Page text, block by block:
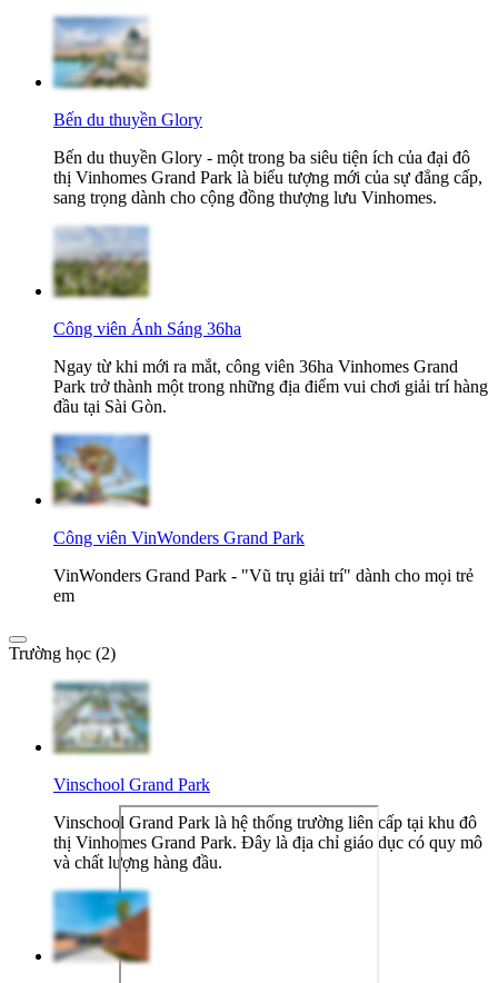
Bến du thuyền Glory
Bến du thuyền Glory - một trong ba siêu tiện ích của đại đô
thị Vinhomes Grand Park là biểu tượng mới của sự đẳng cấp,
sang trọng dành cho cộng đồng thượng lưu Vinhomes.
Công viên Ánh Sáng 36ha
Ngay từ khi mới ra mắt, công viên 36ha Vinhomes Grand
Park trở thành một trong những địa điểm vui chơi giải trí hàng
đầu tại Sài Gòn.
Công viên VinWonders Grand Park
VinWonders Grand Park - "Vũ trụ giải trí" dành cho mọi trẻ
em
Trường học (2)
Vinschool Grand Park
Vinschool Grand Park là hệ thống trường liên cấp tại khu đô
thị Vinhomes Grand Park. Đây là địa chỉ giáo dục có quy mô
và chất lượng hàng đầu.